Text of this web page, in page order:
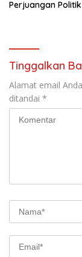
Perjuangan Politik
Tinggalkan
Alamat email
ditandai *